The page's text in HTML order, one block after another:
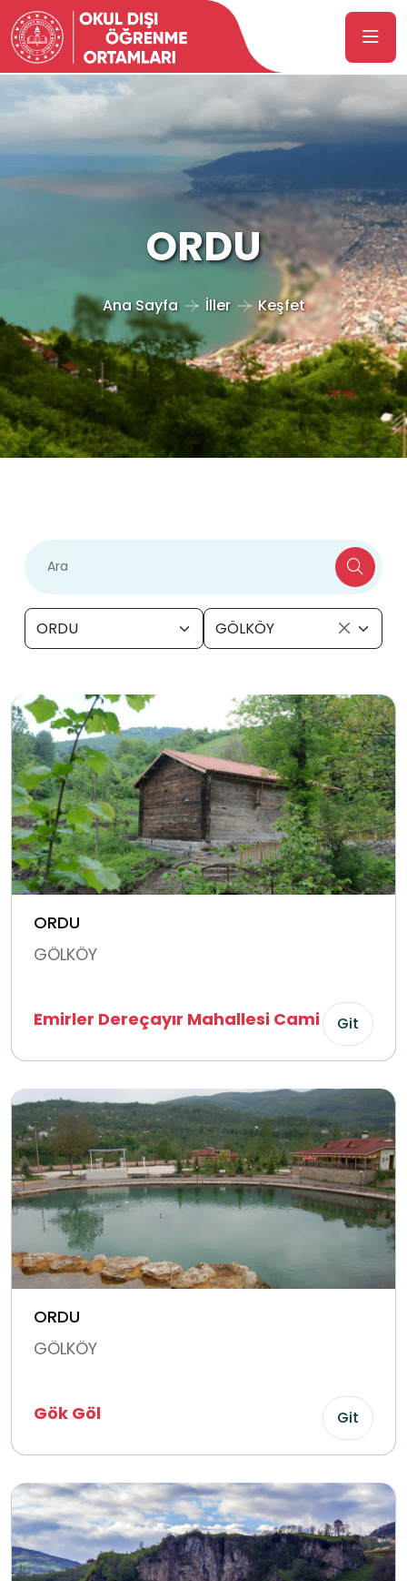
ORDU
Ana Sayfa İller Keşfet
ORDU GÖLKÖY
ORDU
GÖLKÖY
Emirler Dereçayır Mahallesi Cami Git
ORDU
GÖLKÖY
Gök Göl Git